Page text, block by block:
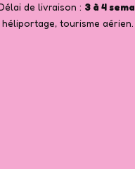
de livraison : 3 à 4
tourisme aérien.